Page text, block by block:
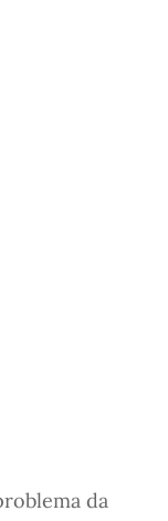
da